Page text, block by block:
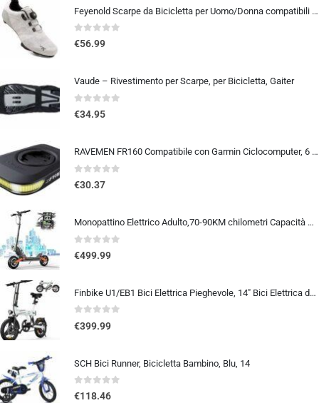
Feyenold Scarpe da Bicicletta per Uomo/Donna compatibili con Peloton,Compatibile con l’installazione Look &SPD SPD-SL Lock Tr
0out of 5
€56.99
Vaude – Rivestimento per Scarpe, per Bicicletta, Gaiter
0out of 5
€34.95
RAVEMEN FR160 Compatibile con Garmin Ciclocomputer, 6 modalità di illuminazione Ciclismo Accessori per Luce Lampeggiante di a
0out of 5
€30.37
Monopattino Elettrico Adulto,70-90KM chilometri Capacità Della Batteria 48V 26Ah,Carico Massimo 150 kg, Pneumatici Da 10 Pollici, Mezzo pieghevole per spostamenti su lunghe distanze
0out of 5
€499.99
Finbike U1/EB1 Bici Elettrica Pieghevole, 14″ Bici Elettrica da 280.8 WH Batteria, Autonomia di 40 KM, Motore 250W, E-Bike…
0out of 5
€399.99
SCH Bici Runner, Bicicletta Bambino, Blu, 14
0out of 5
€118.46